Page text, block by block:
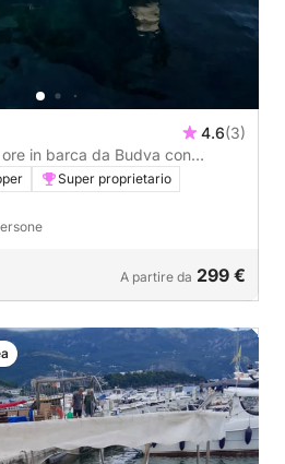
4.6(3)
in barca da Budva con
Super proprietario
A partire da 299 €